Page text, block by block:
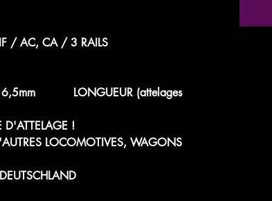
/ AC, CA / 3 RAILS
16,5mm LONGUEUR (attelages
D'ATTELAGE !
LOCOMOTIVES, WAGONS